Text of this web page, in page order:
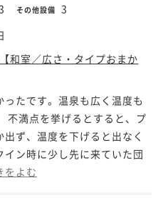
3 その他設備 3
和室／広さ・タイプおまか
たです。温泉も広く温度も
不満点を挙げるとすると、プ
ず、温度を下げると出なく
ン時に少し先に来ていた団
をよむ